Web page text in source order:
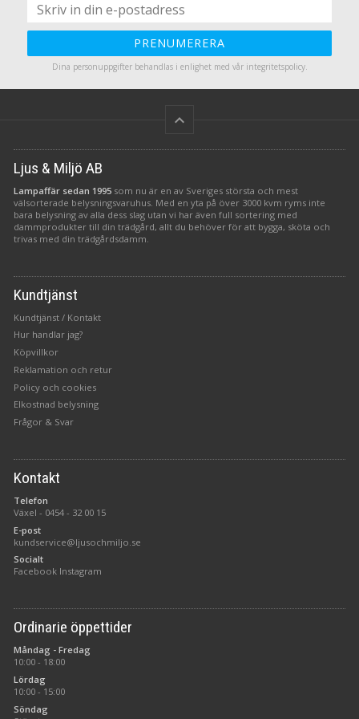
PRENUMERERA
Dina personuppgifter behandlas i enlighet med vår integritetspolicy.
keyboard_arrow_up
Ljus & Miljö AB
Lampaffär sedan 1995 som nu är en av Sveriges största och mest
välsorterade belysningsvaruhus. Med en yta på över 3000 kvm ryms inte
bara belysning av alla dess slag utan vi har även full sortering med
dammprodukter till din trädgård, allt du behöver för att bygga, sköta och
trivas med din trädgårdsdamm.
Kundtjänst
Kundtjänst / Kontakt
Hur handlar jag?
Köpvillkor
Reklamation och retur
Policy och cookies
Elkostnad belysning
Frågor & Svar
Kontakt
Telefon
Växel - 0454 - 32 00 15
E-post
kundservice@ljusochmiljo.se
Socialt
Facebook Instagram
Ordinarie öppettider
Måndag - Fredag
10:00 - 18:00
Lördag
10:00 - 15:00
Söndag